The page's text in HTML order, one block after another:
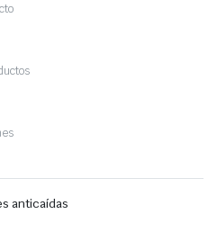
anticaídas